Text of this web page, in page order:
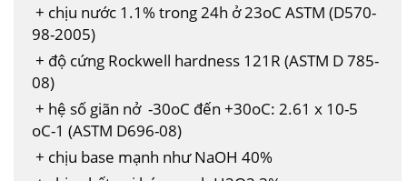
+ chịu nước 1.1% trong 24h ở 23oC ASTM (D570-
98-2005)
+ độ cứng Rockwell hardness 121R (ASTM D 785-
08)
+ hệ số giãn nở -30oC đến +30oC: 2.61 x 10-5
oC-1 (ASTM D696-08)
+ chịu base mạnh như NaOH 40%